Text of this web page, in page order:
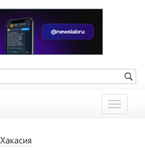
Показать
меню
Хакасия